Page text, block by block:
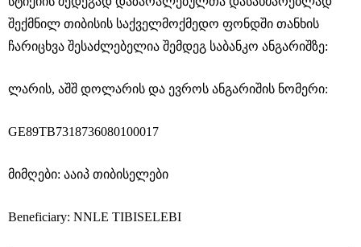
შექმნილ თიბისის საქველმოქმედო ფონდში თანხის
ჩარიცხვა შესაძლებელია შემდეგ საბანკო ანგარიშზე:
ლარის, აშშ დოლარის და ევროს ანგარიშის ნომერი:
GE89TB7318736080100017
მიმღები: ააიპ თიბისელები
Beneficiary: NNLE TIBISELEBI